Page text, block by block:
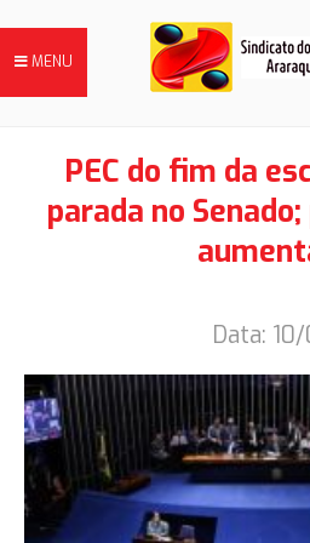
FILIE-SE
NOTÍCIAS
DIRETORIA
HISTÓRIA
MENU
PEC do fim da
parada no
Data: